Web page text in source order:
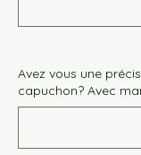
Avez vous une
capuchon? Avec